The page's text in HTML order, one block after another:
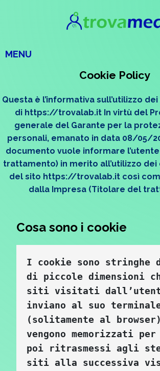
Cookie Policy
Questa è l’informativa sull’utilizzo
di https://trovalab.it In virtù del
generale del Garante per la
personali, emanato in data 08/05/
documento vuole informare
trattamento) in merito all’utilizzo
del sito https://trovalab.it così
dalla Impresa (Titolare del
Cosa sono i cookie
I cookie sono stringhe
di piccole dimensioni
siti visitati
inviano al suo
(solitamente al
vengono memorizzati per
poi ritrasmessi agli
siti alla successiva